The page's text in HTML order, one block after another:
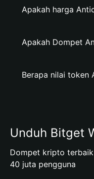
Apakah harga
Apakah Dompet
Berapa nilai token
Unduh Bitget
Dompet kripto
40 juta pengguna